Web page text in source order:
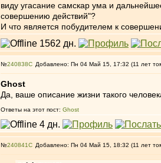
виду угасание самскар ума и
совершению действий"?
И что является побудителем к
№240838 Добавлено: Пн 04 Май 15, 17:32 (11 лет
Ghost
Да, ваше описание жизни такого
Ответы на этот пост: Ghost
№240841 Добавлено: Пн 04 Май 15, 18:32 (11 лет